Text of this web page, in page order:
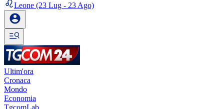
Leone (23 Lug - 23 Ago)
Ultim'ora
Cronaca
Mondo
Economia
TgcomLab